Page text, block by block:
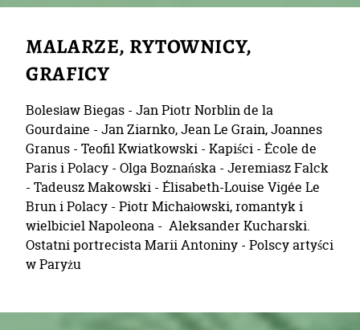
MALARZE, RYTOWNICY,
GRAFICY
Bolesław Biegas - Jan Piotr Norblin de la
Gourdaine - Jan Ziarnko, Jean Le Grain, Joannes
Granus - Teofil Kwiatkowski - Kapiści - École de
Paris i Polacy - Olga Boznańska - Jeremiasz Falck
- Tadeusz Makowski - Élisabeth-Louise Vigée Le
Brun i Polacy - Piotr Michałowski, romantyk i
wielbiciel Napoleona - Aleksander Kucharski.
Ostatni portrecista Marii Antoniny - Polscy artyści
w Paryżu